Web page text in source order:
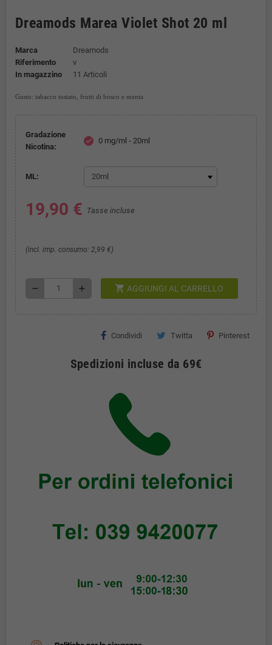
Dreamods Marea Violet Shot 20 ml
Marca
Dreamods
Riferimento
v
In magazzino
11 Articoli
Gusto: tabacco tostato, frutti di bosco e menta
Gradazione
Nicotina:
check 0 mg/ml - 20ml
ML:
19,90 € Tasse incluse
(incl. imp. consumo: 2,99 €)
remove add shopping_cart AGGIUNGI AL CARRELLO
Condividi Twitta Pinterest
Spedizioni incluse da 69€